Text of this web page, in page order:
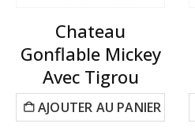
Chateau
Gonflable Mickey
Avec Tigrou
AJOUTER AU PANIER